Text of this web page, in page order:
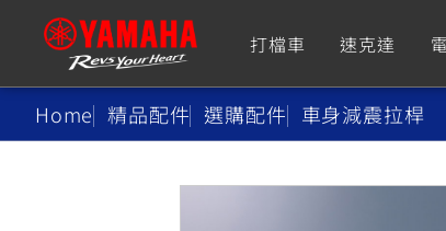
打檔車 速克達
追蹤愛車
Home 精品配件 選購配件 車身減震拉桿